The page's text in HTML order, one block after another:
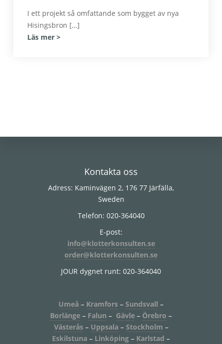
I ett projekt så omfattande som bygget av nya
Hisingsbron […]
Läs mer >
Kontakta oss
Adress: Kaminvägen 2, 176 77 Järfälla,
Sweden
Telefon: 020-364040
E-post:
info@klotterkonsulten.se
order@klotterkonsulten.se
JOUR dygnet runt: 020-364040
Umeå – Kramfors – Sundsvall –
Borlänge – Falun – Gävle – Örebro –
Västerås– Uppsala– Stockholm –
Eskilstuna – Linköping – Karlstad –